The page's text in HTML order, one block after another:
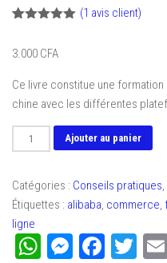
basé sur
client
(1 avis client)
3.000 CFA
Ce livre constitue une
chine avec les différentes
quantité
de
le
nécessaire
à
savoir
Ajouter au panier
Catégories : Conseils pratiques,
Étiquettes : alibaba, commerce,
ligne
WhatsApp